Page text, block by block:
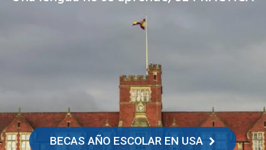
BECAS AÑO ESCOLAR EN USA